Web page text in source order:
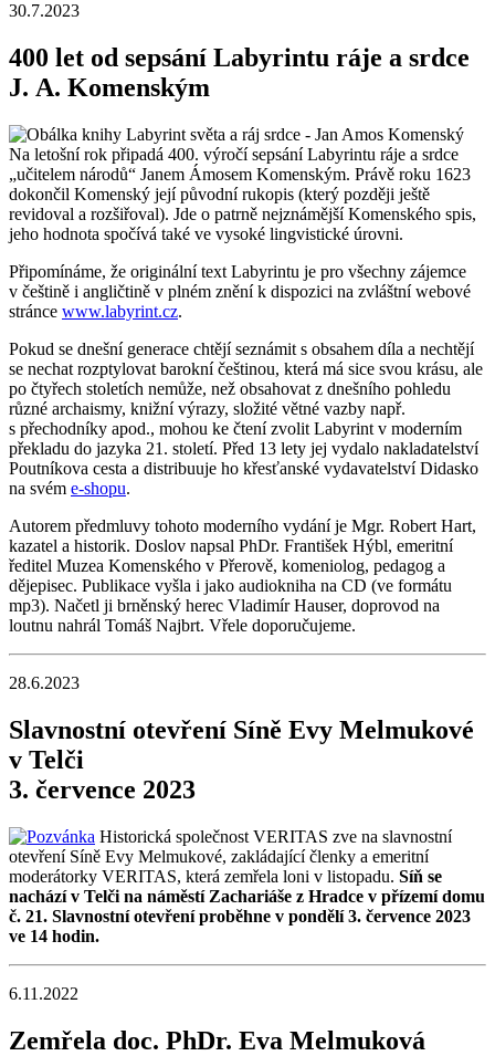
30.7.2023
400 let od sepsání Labyrintu ráje a srdce
J. A. Komenským
Na letošní rok připadá 400. výročí sepsání Labyrintu ráje a srdce
„učitelem národů“ Janem Ámosem Komenským. Právě roku 1623
dokončil Komenský její původní rukopis (který později ještě
revidoval a rozšiřoval). Jde o patrně nejznámější Komenského spis,
jeho hodnota spočívá také ve vysoké lingvistické úrovni.
Připomínáme, že originální text Labyrintu je pro všechny zájemce
v češtině i angličtině v plném znění k dispozici na zvláštní webové
stránce www.labyrint.cz.
Pokud se dnešní generace chtějí seznámit s obsahem díla a nechtějí
se nechat rozptylovat barokní češtinou, která má sice svou krásu, ale
po čtyřech stoletích nemůže, než obsahovat z dnešního pohledu
různé archaismy, knižní výrazy, složité větné vazby např.
s přechodníky apod., mohou ke čtení zvolit Labyrint v moderním
překladu do jazyka 21. století. Před 13 lety jej vydalo nakladatelství
Poutníkova cesta a distribuuje ho křesťanské vydavatelství Didasko
na svém e-shopu.
Autorem předmluvy tohoto moderního vydání je Mgr. Robert Hart,
kazatel a historik. Doslov napsal PhDr. František Hýbl, emeritní
ředitel Muzea Komenského v Přerově, komeniolog, pedagog a
dějepisec. Publikace vyšla i jako audiokniha na CD (ve formátu
mp3). Načetl ji brněnský herec Vladimír Hauser, doprovod na
loutnu nahrál Tomáš Najbrt. Vřele doporučujeme.
28.6.2023
Slavnostní otevření Síně Evy Melmukové
v Telči
3. července 2023
Historická společnost VERITAS zve na slavnostní
otevření Síně Evy Melmukové, zakládající členky a emeritní
moderátorky VERITAS, která zemřela loni v listopadu. Síň se
nachází v Telči na náměstí Zachariáše z Hradce v přízemí domu
č. 21. Slavnostní otevření proběhne v pondělí 3. července 2023
ve 14 hodin.
6.11.2022
Zemřela doc. PhDr. Eva Melmuková